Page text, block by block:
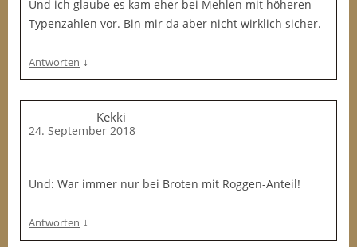
Und ich glaube es kam eher bei Mehlen mit höheren
Typenzahlen vor. Bin mir da aber nicht wirklich sicher.
Antworten ↓
Kekki
24. September 2018
Und: War immer nur bei Broten mit Roggen-Anteil!
Antworten ↓